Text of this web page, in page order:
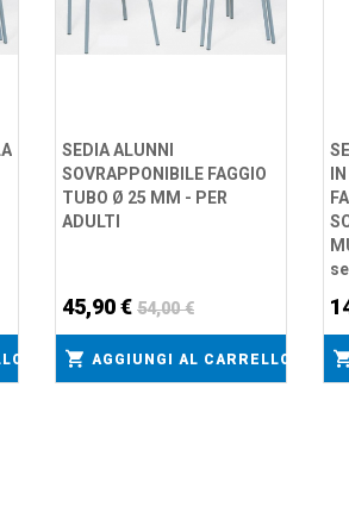
SEDIA ALUNNI
SOVRAPPONIBILE FAGGIO
TUBO Ø 25 MM - PER
ADULTI
45,90 € 54,00 €
AGGIUNGI AL CARRELLO